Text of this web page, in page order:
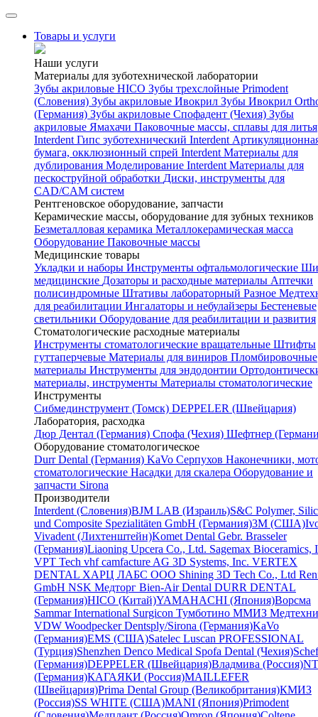
Товары и услуги
Наши услуги
Материалы для зуботехнической лаборатории
Зубы акриловые HICO Зубы трехслойные Primodent
(Словения) Зубы акриловые Ивокрил Зубы Ивокрил
(Германия) Зубы акриловые Спофадент (Чехия) Зубы
акриловые Ямахачи Паковочные массы, сплавы для литья
Interdent Гипс зуботехнический Interdent
бумага, окклюзионный спрей Interdent Материалы для
дублирования Моделирование Interdent Материалы для
пескоструйной обработки Диски, инструменты для
CAD/CAM систем
Рентгеновское оборудование, запчасти
Керамические массы, оборудование для зубных техников
Безметалловая керамика Металлокерамическая масса
Оборудование Паковочные массы
Медицинские товары
Укладки и наборы Инструменты офтальмологические
медицинские Дозаторы и расходные материалы Аптечки
полисиндромные Штативы лабораторный Разное
для реабилитации Ингалаторы и небулайзеры Бестеневые
светильники Оборудование для реабилитации и развития
Стоматологические расходные материалы
Инструменты стоматологические вращательные Штифты
гуттаперчевые Материалы для виниров Пломбировочные
материалы Инструменты для эндодонтии
материалы, инструменты Материалы стоматологические
Инструменты
Cибмединструмент (Томск) DEPPELER (Швейцария)
Лаборатория, расходка
Дюр Дентал (Германия) Спофа (Чехия) Шефтнер
Оборудование стоматологическое
Durr Dental (Германия) KaVo Серпухов Наконечники,
стоматологические Насадки для скалера Оборудование и
запчасти Sirona
Производители
Interdent (Словения)BJM LAB (Израиль)S&C Polymer,
und Composite Spezialitäten GmbH (Германия)3M (США)
Vivadent (Лихтенштейн)Komet Dental Gebr. Brasseler
(Германия)Liaoning Upcera Co., Ltd. Sagemax Bioceramics,
VPT Tech vhf camfacture AG 3D Systems, Inc. VERTEX
DENTAL ХАРЦ ЛАБС ООО Shining 3D Tech Co., Ltd
GmbH NSK Медторг Bien-Air Dental DURR DENTAL
(Германия)HICO (Китай)YAMAHACHI (Япония)Ворсма
Sammar International Surgicon Тумботино ММИЗ
VDW WoodpeckerDentsply/Sirona (Германия)KaVo
(Германия)EMS (США)Satelec Luscan PROFESSIONAL
(Турция)Shenzhen Denco Medical Spofa Dental (Чехия)
(Германия)DEPPELER (Швейцария)Владмива (Россия)
(Германия)КАГАЯКИ (Россия)MAILLEFER
(Швейцария)Prima Dental Group (Великобритания)КМИЗ
(Россия)SS WHITE (США)MANI (Япония)Primodent